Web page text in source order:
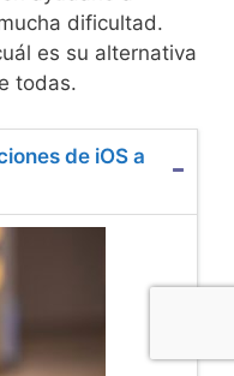
dificultad.
es su alternativa
todas.
de iOS a